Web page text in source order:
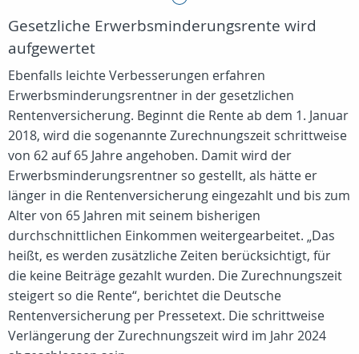
Gesetzliche Erwerbsminderungsrente wird
aufgewertet
Ebenfalls leichte Verbesserungen erfahren
Erwerbsminderungsrentner in der gesetzlichen
Rentenversicherung. Beginnt die Rente ab dem 1. Januar
2018, wird die sogenannte Zurechnungszeit schrittweise
von 62 auf 65 Jahre angehoben. Damit wird der
Erwerbsminderungsrentner so gestellt, als hätte er
länger in die Rentenversicherung eingezahlt und bis zum
Alter von 65 Jahren mit seinem bisherigen
durchschnittlichen Einkommen weitergearbeitet. „Das
heißt, es werden zusätzliche Zeiten berücksichtigt, für
die keine Beiträge gezahlt wurden. Die Zurechnungszeit
steigert so die Rente“, berichtet die Deutsche
Rentenversicherung per Pressetext. Die schrittweise
Verlängerung der Zurechnungszeit wird im Jahr 2024